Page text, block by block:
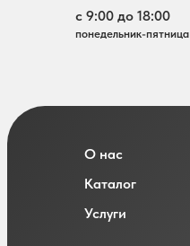
с 9:00 до 18:00
понедельник-пятница
О нас
Каталог
Услуги